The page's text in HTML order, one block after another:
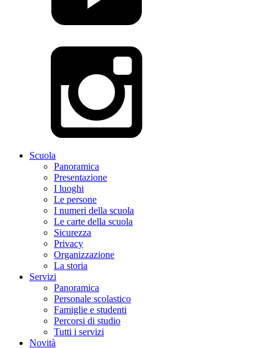
Scuola
Panoramica
Presentazione
I luoghi
Le persone
I numeri della scuola
Le carte della scuola
Sicurezza
Privacy
Organizzazione
La storia
Servizi
Panoramica
Personale scolastico
Famiglie e studenti
Percorsi di studio
Tutti i servizi
Novità